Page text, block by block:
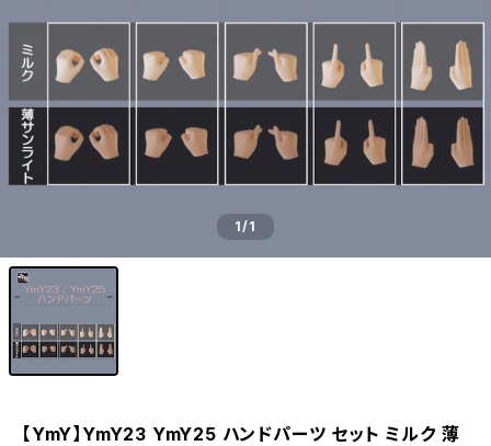
1/1
【YmY】YmY23 YmY25 ハンドパーツ セット ミルク 薄